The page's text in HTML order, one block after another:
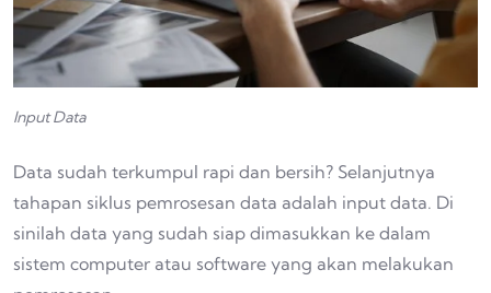
Input Data
Data sudah terkumpul rapi dan bersih? Selanjutnya
tahapan siklus pemrosesan data adalah input data. Di
sinilah data yang sudah siap dimasukkan ke dalam
sistem computer atau software yang akan melakukan